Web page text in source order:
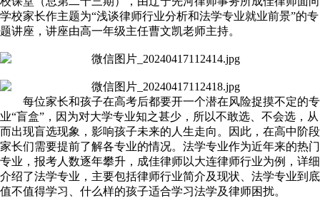
学校家长作主题为“浅谈律师行业分析和法学专业就业前景”的专
题讲座，讲座由高一年级主任曹文凯老师主持。
每位家长和孩子在高考后都要开一个潜在风险捉摸不定的专
业“盲盒”，因为对大学专业知之甚少，所以不敢选、不会选，从
而出现盲选现象，影响孩子未来的人生走向。因此，在高中阶段
家长们需要提前了解各专业的情况。法学专业作为近年来的热门
专业，报考人数逐年攀升，成佳律师以大连律师行业为例，详细
介绍了法学专业，主要包括律师行业简介及现状、法学专业到底
值不值得学习、什么样的孩子适合学习法学及律师困扰。